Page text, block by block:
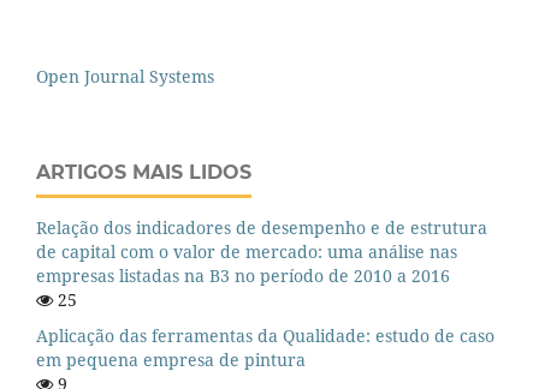
Open Journal Systems
ARTIGOS MAIS LIDOS
Relação dos indicadores de desempenho e de estrutura
de capital com o valor de mercado: uma análise nas
empresas listadas na B3 no período de 2010 a 2016
25
Aplicação das ferramentas da Qualidade: estudo de caso
em pequena empresa de pintura
9